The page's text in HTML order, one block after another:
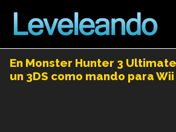
En Monster Hunter 3
un 3DS como mando para Wii